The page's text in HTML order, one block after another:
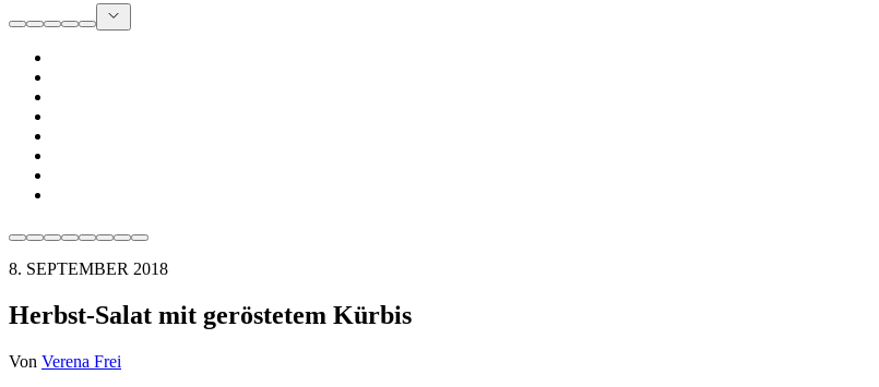
8. SEPTEMBER 2018
Herbst-Salat mit geröstetem Kürbis
Von Verena Frei